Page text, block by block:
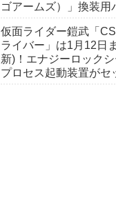
ゴアームズ）」換装用
仮面ライダー鎧武「
ライバー」は1月12日
新)！エナジーロック
プロセス起動装置がセ